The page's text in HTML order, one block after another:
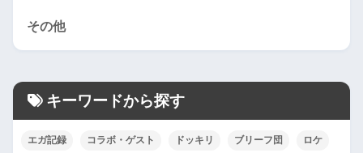
その他
キーワードから探す
エガ記録 コラボ・ゲスト ドッキリ ブリーフ団 ロケ